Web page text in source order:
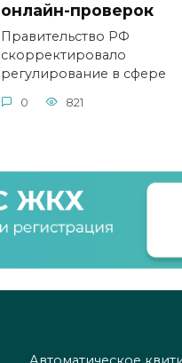
онлайн-проверок
Правительство РФ
скорректировало
регулирование в сфере
0 821